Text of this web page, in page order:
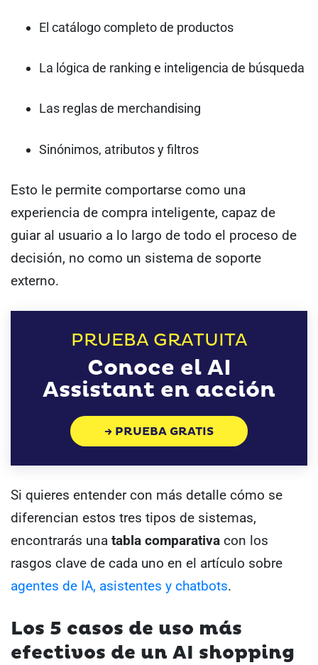
El catálogo completo de productos
La lógica de ranking e inteligencia de búsqueda
Las reglas de merchandising
Sinónimos, atributos y filtros
Esto le permite comportarse como una
experiencia de compra inteligente, capaz de
guiar al usuario a lo largo de todo el proceso de
decisión, no como un sistema de soporte
externo.
PRUEBA GRATUITA
Conoce el AI
Assistant en acción
→ PRUEBA GRATIS
Si quieres entender con más detalle cómo se
diferencian estos tres tipos de sistemas,
encontrarás una tabla comparativa con los
rasgos clave de cada uno en el artículo sobre
agentes de IA, asistentes y chatbots.
Los 5 casos de uso más
efectivos de un AI shopping